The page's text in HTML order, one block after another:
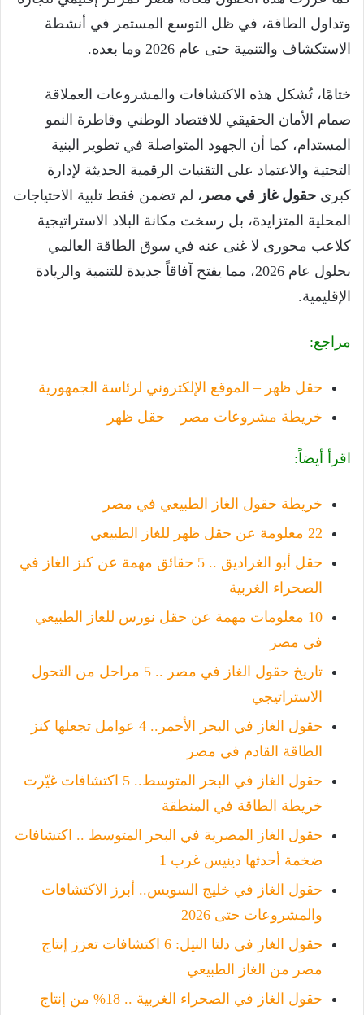
وتداول الطاقة، في ظل التوسع المستمر في أنشطة
الاستكشاف والتنمية حتى عام 2026 وما بعده.
ختامًا، تُشكل هذه الاكتشافات والمشروعات العملاقة
صمام الأمان الحقيقي للاقتصاد الوطني وقاطرة النمو
المستدام، كما أن الجهود المتواصلة في تطوير البنية
التحتية والاعتماد على التقنيات الرقمية الحديثة لإدارة
كبرى حقول غاز في مصر ، لم تضمن فقط تلبية الاحتياجات
المحلية المتزايدة، بل رسخت مكانة البلاد الاستراتيجية
كلاعب محورى لا غنى عنه في سوق الطاقة العالمي
بحلول عام 2026، مما يفتح آفاقاً جديدة للتنمية والريادة
الإقليمية.
مراجع:
حقل ظهر – الموقع الإلكتروني لرئاسة الجمهورية
خريطة مشروعات مصر – حقل ظهر
اقرأ أيضاً:
خريطة حقول الغاز الطبيعي في مصر
22 معلومة عن حقل ظهر للغاز الطبيعي
حقل أبو الغراديق .. 5 حقائق مهمة عن كنز الغاز في
الصحراء الغربية
10 معلومات مهمة عن حقل نورس للغاز الطبيعي
في مصر
تاريخ حقول الغاز في مصر .. 5 مراحل من التحول
الاستراتيجي
حقول الغاز في البحر الأحمر.. 4 عوامل تجعلها كنز
الطاقة القادم في مصر
حقول الغاز في البحر المتوسط.. 5 اكتشافات غيّرت
خريطة الطاقة في المنطقة
حقول الغاز المصرية في البحر المتوسط .. اكتشافات
ضخمة أحدثها دينيس غرب 1
حقول الغاز في خليج السويس.. أبرز الاكتشافات
والمشروعات حتى 2026
حقول الغاز في دلتا النيل: 6 اكتشافات تعزز إنتاج
مصر من الغاز الطبيعي
حقول الغاز في الصحراء الغربية .. 18% من إنتاج